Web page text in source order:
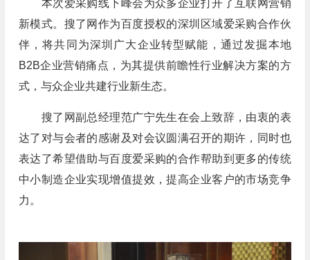
本次爱采购线下峰会为众多企业打开了互联网营销
新模式。搜了网作为百度授权的深圳区域爱采购合作伙
伴，将共同为深圳广大企业转型赋能，通过发掘本地
B2B企业营销痛点，为其提供前瞻性行业解决方案的方
式，与众企业共建行业新生态。
搜了网副总经理范广宁先生在会上致辞，由衷的表
达了对与会者的感谢及对会议圆满召开的期许，同时也
表达了希望借助与百度爱采购的合作帮助到更多的传统
中小制造企业实现增值提效，提高企业客户的市场竞争
力。